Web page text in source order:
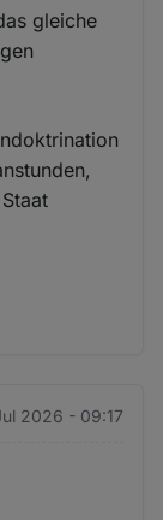
gleiche
2026 - 09:17